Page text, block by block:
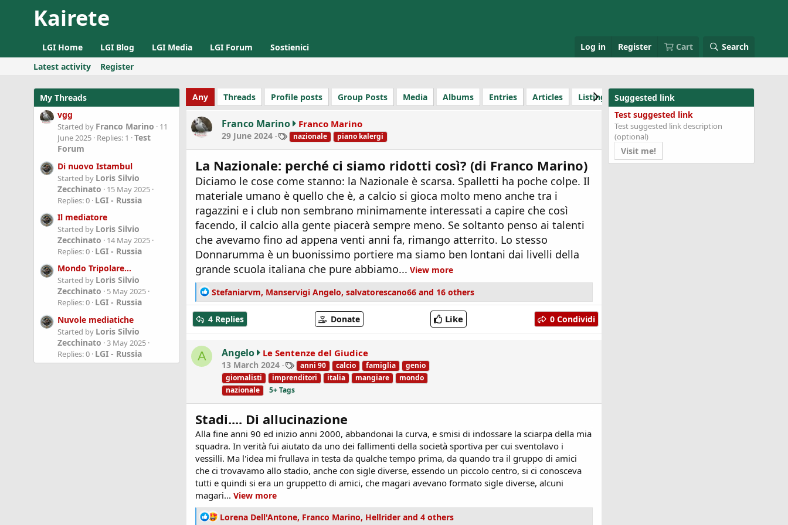
Kairete
LGI Home LGI Blog LGI Media LGI Forum Sostienici Log in Register Cart
Search
Latest activity
Register
My Threads
vgg
Started by Franco Marino
11
June 2025 Replies: 1
Test
Forum
Di nuovo Istambul
Started by Loris Silvio
Zecchinato
15 May 2025
Replies: 0 LGI - Russia
Il mediatore
Started by Loris Silvio
Zecchinato
14 May 2025
Replies: 0 LGI - Russia
Mondo Tripolare...
Started by Loris Silvio
Zecchinato
5 May 2025
Replies: 0 LGI - Russia
Nuvole mediatiche
Started by Loris Silvio
Zecchinato
3 May 2025
Replies: 0 LGI - Russia
Any Threads Profile posts Group Posts Media Albums Entries Articles Listings Review item
Franco Marino Franco Marino
29 June 2024
T
a
g
s
nazionale piano kalergi
La Nazionale: perché ci siamo ridotti così? (di Franco Marino)
Diciamo le cose come stanno: la Nazionale è scarsa. Spalletti ha poche colpe. Il
materiale umano è quello che è, a calcio si gioca molto meno anche tra i
ragazzini e i club non sembrano minimamente interessati a capire che così
facendo, il calcio alla gente piacerà sempre meno. Se soltanto penso ai talenti
che avevamo fino ad appena venti anni fa, rimango atterrito. Lo stesso
Donnarumma è un buonissimo portiere ma siamo ben lontani dai livelli della
grande scuola italiana che pure abbiamo... View more
R
e
a
c
t
o
Stefaniarvm, Manservigi Angelo, salvatorescano66 and 16 others
4 Replies Donate Like 0 Condividi
A Angelo Le Sentenze del Giudice
13 March 2024
T
a
g
anni 90 calcio famiglia
genio
giornalisti
imprenditori italia mangiare
mondo
nazionale
5+ Tags
Stadi.... Di allucinazione
Alla fine anni 90 ed inizio anni 2000, abbandonai la curva, e smisi di indossare la sciarpa della mia
squadra. In verità fui aiutato da uno dei fallimenti della società sportiva per cui sventolavo i
vessilli. Ma l'idea mi frullava in testa da qualche tempo prima, da quando tra il gruppo di amici
che ci trovavamo allo stadio, anche con sigle diverse, essendo un piccolo centro, si ci conosceva
tutti e quindi si era un gruppetto di amici, che magari avevano formato sigle diverse, alcuni
magari... View more
R
Lorena Dell'Antone, Franco Marino, Hellrider and 4 others
Suggested link
Test suggested link
Test suggested link description
(optional)
Visit me!